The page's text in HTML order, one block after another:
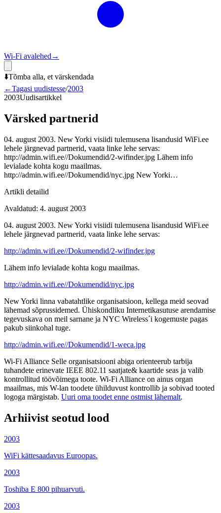
Wi‑Fi avalehed →
⬇️Tõmba alla, et värskendada
←Tagasi uudistesse/2003
2003Uudisartikkel
Värsked partnerid
04. august 2003. New Yorki visiidi tulemusena lisandusid WiFi.ee
lehele järgnevad partnerid, vaata linke lehe servas:
http://admin.wifi.ee//Dokumendid/2-wifinder.jpg Lähem info
levialade kohta kogu maailmas.
http://admin.wifi.ee//Dokumendid/nyc.jpg New Yorki…
Artikli detailid
Avaldatud: 4. august 2003
04. august 2003. New Yorki visiidi tulemusena lisandusid WiFi.ee
lehele järgnevad partnerid, vaata linke lehe servas:
http://admin.wifi.ee//Dokumendid/2-wifinder.jpg
Lähem info levialade kohta kogu maailmas.
http://admin.wifi.ee//Dokumendid/nyc.jpg
New Yorki linna vabatahtlike organisatsioon, kellega meid seovad
lähemad sõprussidemed. Ühiskondliku Internetikasutuse arendamise
tegevuskava on meil sarnane ja NYC Wireless´i kogemuste pagas
pakub siinkohal tuge.
http://admin.wifi.ee//Dokumendid/1-weca.jpg
Wi-Fi Alliance Selle organisatsiooni abiga orienteerub tarbija
tuhandete erinevate IEEE 802.11 saatjate& kaartide seas ja valib
kontrollitud töövõimega toote. Wi-Fi Alliance on ainus organ
maailmas, mis W-lan toodete ühilduvust kontrollib ja sobivad tooted
logoga märgistab. Uuri oma toodet enne ostmist lähemalt.
Arhiivist seotud lood
2003
WiFi kättesaadavus Euroopas.
2003
Toshiba E 800 pihuarvuti.
2003